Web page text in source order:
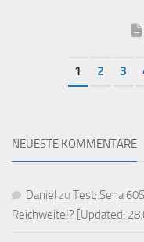
1 2 3
NEUESTE KOMMENTARE
Daniel zu Test: Sena
Reichweite!? [Updated: